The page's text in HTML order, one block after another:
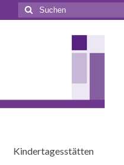
Suchen
nach:
Kindertagesstätten